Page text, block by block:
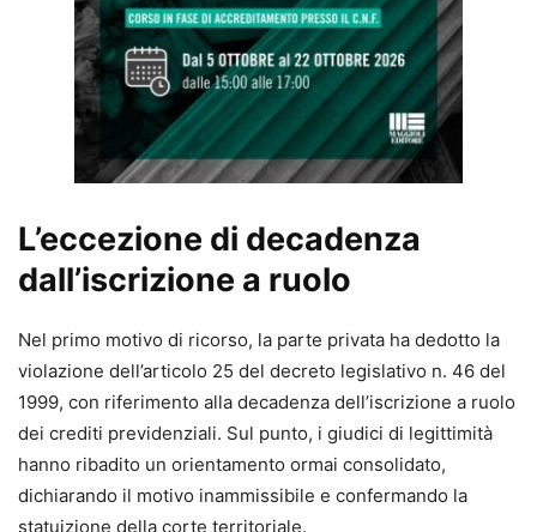
L’eccezione di decadenza
dall’iscrizione a ruolo
Nel primo motivo di ricorso, la parte privata ha dedotto la
violazione dell’articolo 25 del decreto legislativo n. 46 del
1999, con riferimento alla decadenza dell’iscrizione a ruolo
dei crediti previdenziali. Sul punto, i giudici di legittimità
hanno ribadito un orientamento ormai consolidato,
dichiarando il motivo inammissibile e confermando la
statuizione della corte territoriale.